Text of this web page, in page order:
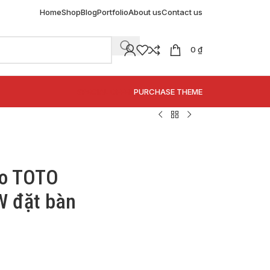
HomeShopBlogPortfolioAbout usContact us
0 ₫
PURCHASE THEME
TOTO
đặt bàn